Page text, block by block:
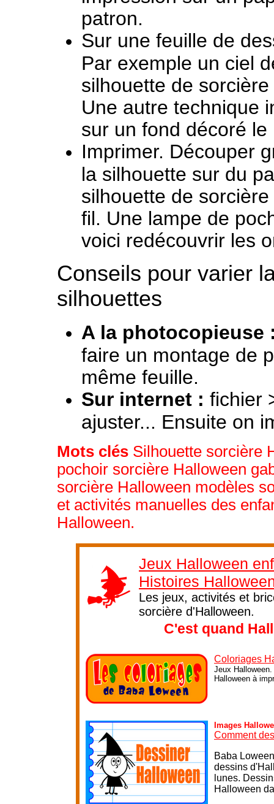
patron.
Sur une feuille de
Par exemple un ciel
silhouette de
Une autre technique
sur un fond décoré
Imprimer. Découper
la silhouette sur du
silhouette de
fil. Une lampe de
voici redécouvrir les
Conseils pour varier
silhouettes
A la photocopieuse
faire un montage de
même feuille.
Sur internet : fichier
ajuster... Ensuite on
Mots clés Silhouette sorcière
pochoir sorcière Halloween
sorcière Halloween modèles
et activités manuelles des
Halloween.
Jeux Halloween
Histoires
Les jeux, activités et
sorcière d'Halloween.
C'est quand
Coloriages
Jeux
Halloween à
Images
Comment
Baba
dessins
lunes.
Halloween